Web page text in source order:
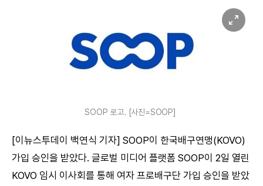
SOOP 로고. [사진=SOOP]
[이뉴스투데이 백연식 기자] SOOP이 한국배구연맹(KOVO)
가입 승인을 받았다. 글로벌 미디어 플랫폼 SOOP이 2일 열린
KOVO 임시 이사회를 통해 여자 프로배구단 가입 승인을 받았